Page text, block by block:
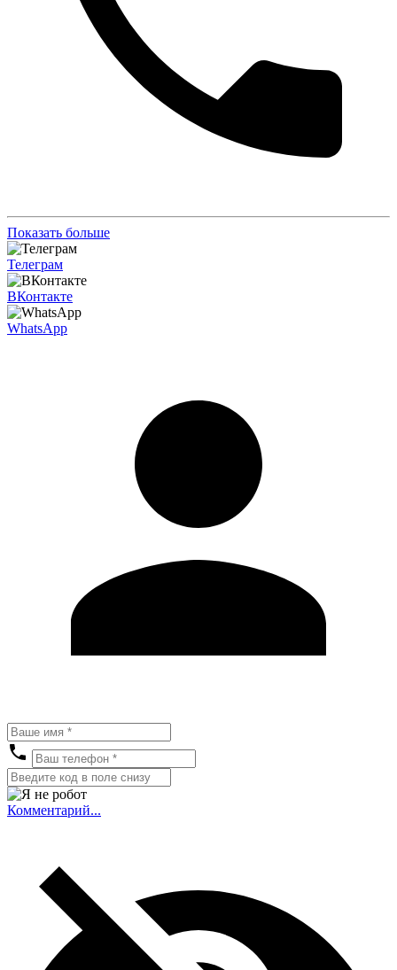
Показать больше
Телеграм
ВКонтакте
WhatsApp
Комментарий...